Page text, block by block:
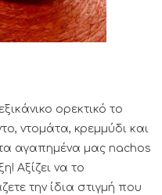
ορεκτικό το
ντομάτα, κρεμμύδι και
αγαπημένα μας nachos
Αξίζει να το
την ίδια στιγμή που